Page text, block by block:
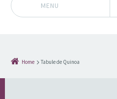
MENU
Home Tabule de Quinoa